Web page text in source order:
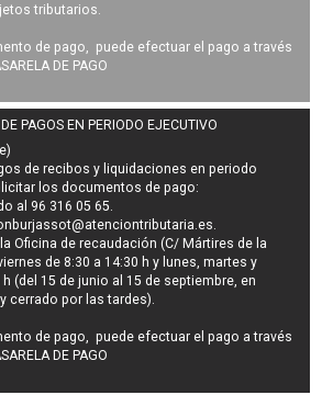
tributarios.
de pago, puede efectuar el pago a través
DE PAGO
PAGOS EN PERIODO EJECUTIVO
derecibos y liquidaciones en periodo
los documentos de pago:
al 96 316 05 65.
.
Oficina de recaudación (C/ Mártires de la
de 8:30 a 14:30 h y lunes, martes y
(del 15 de junio al 15 de septiembre, en
cerrado por las tardes).
de pago, puede efectuar el pago a través
DE PAGO